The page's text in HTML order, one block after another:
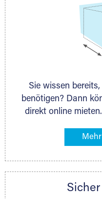
Sie wissen
benötigen? Dann
direkt online
Gegenstände an,
ermittelt. Natürlich
persönlich